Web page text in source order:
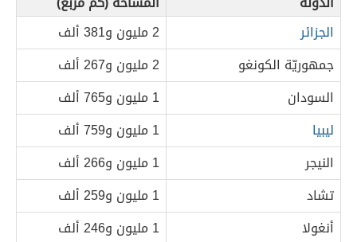
الجزائر
2 مليون و381 ألف
جمهوريّة الكونغو
2 مليون و267 ألف
السودان
1 مليون و765 ألف
ليبيا
1 مليون و759 ألف
النيجر
1 مليون و266 ألف
تشاد
1 مليون و259 ألف
أنغولا
1 مليون و246 ألف